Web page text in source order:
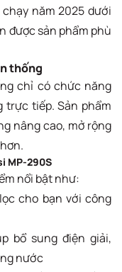
năm 2025 dưới
được sản phẩm phù
thống
chỉ có chức năng
tiếp. Sản phẩm
nâng cao, mở rộng
MP-290S
nổi bật như:
cho bạn với công
bổ sung điện giải,
nước